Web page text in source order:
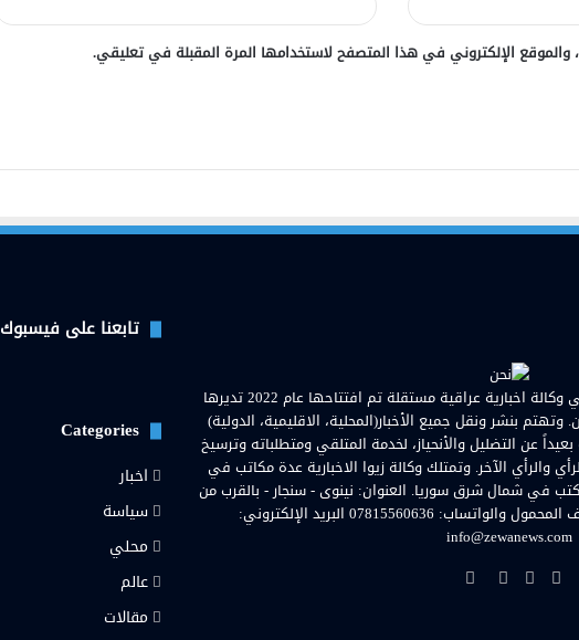
والموقع الإلكتروني في هذا المتصفح لاستخدامها المرة المقبلة في تعليقي.
وكالة زيوا نيوز( Zewa News Agency) هي وكالة اخبارية عراقية مستقلة تم افتتاحها عام 2022 تديرها
بنشر ونقل جميع الأخبار(المحلية، الاقليمية، الدولية)
عن التضليل والأنحياز، لخدمة المتلقي ومتطلباته وترسيخ
والرأي الآخر. وتمتلك وكالة زيوا الاخبارية عدة مكاتب في
في شمال شرق سوريا. العنوان: نينوى - سنجار - بالقرب من
مستشفى سنجار العامة. رقم هاتف المحمول والواتساب: 07815560636 البريد الإلكتروني:
info@zewanews.com
فيسبوك
تويتر يوتيوب
تابعنا على فيسبوك
Categories
اخبار
سياسة
محلي
عالم
مقالات